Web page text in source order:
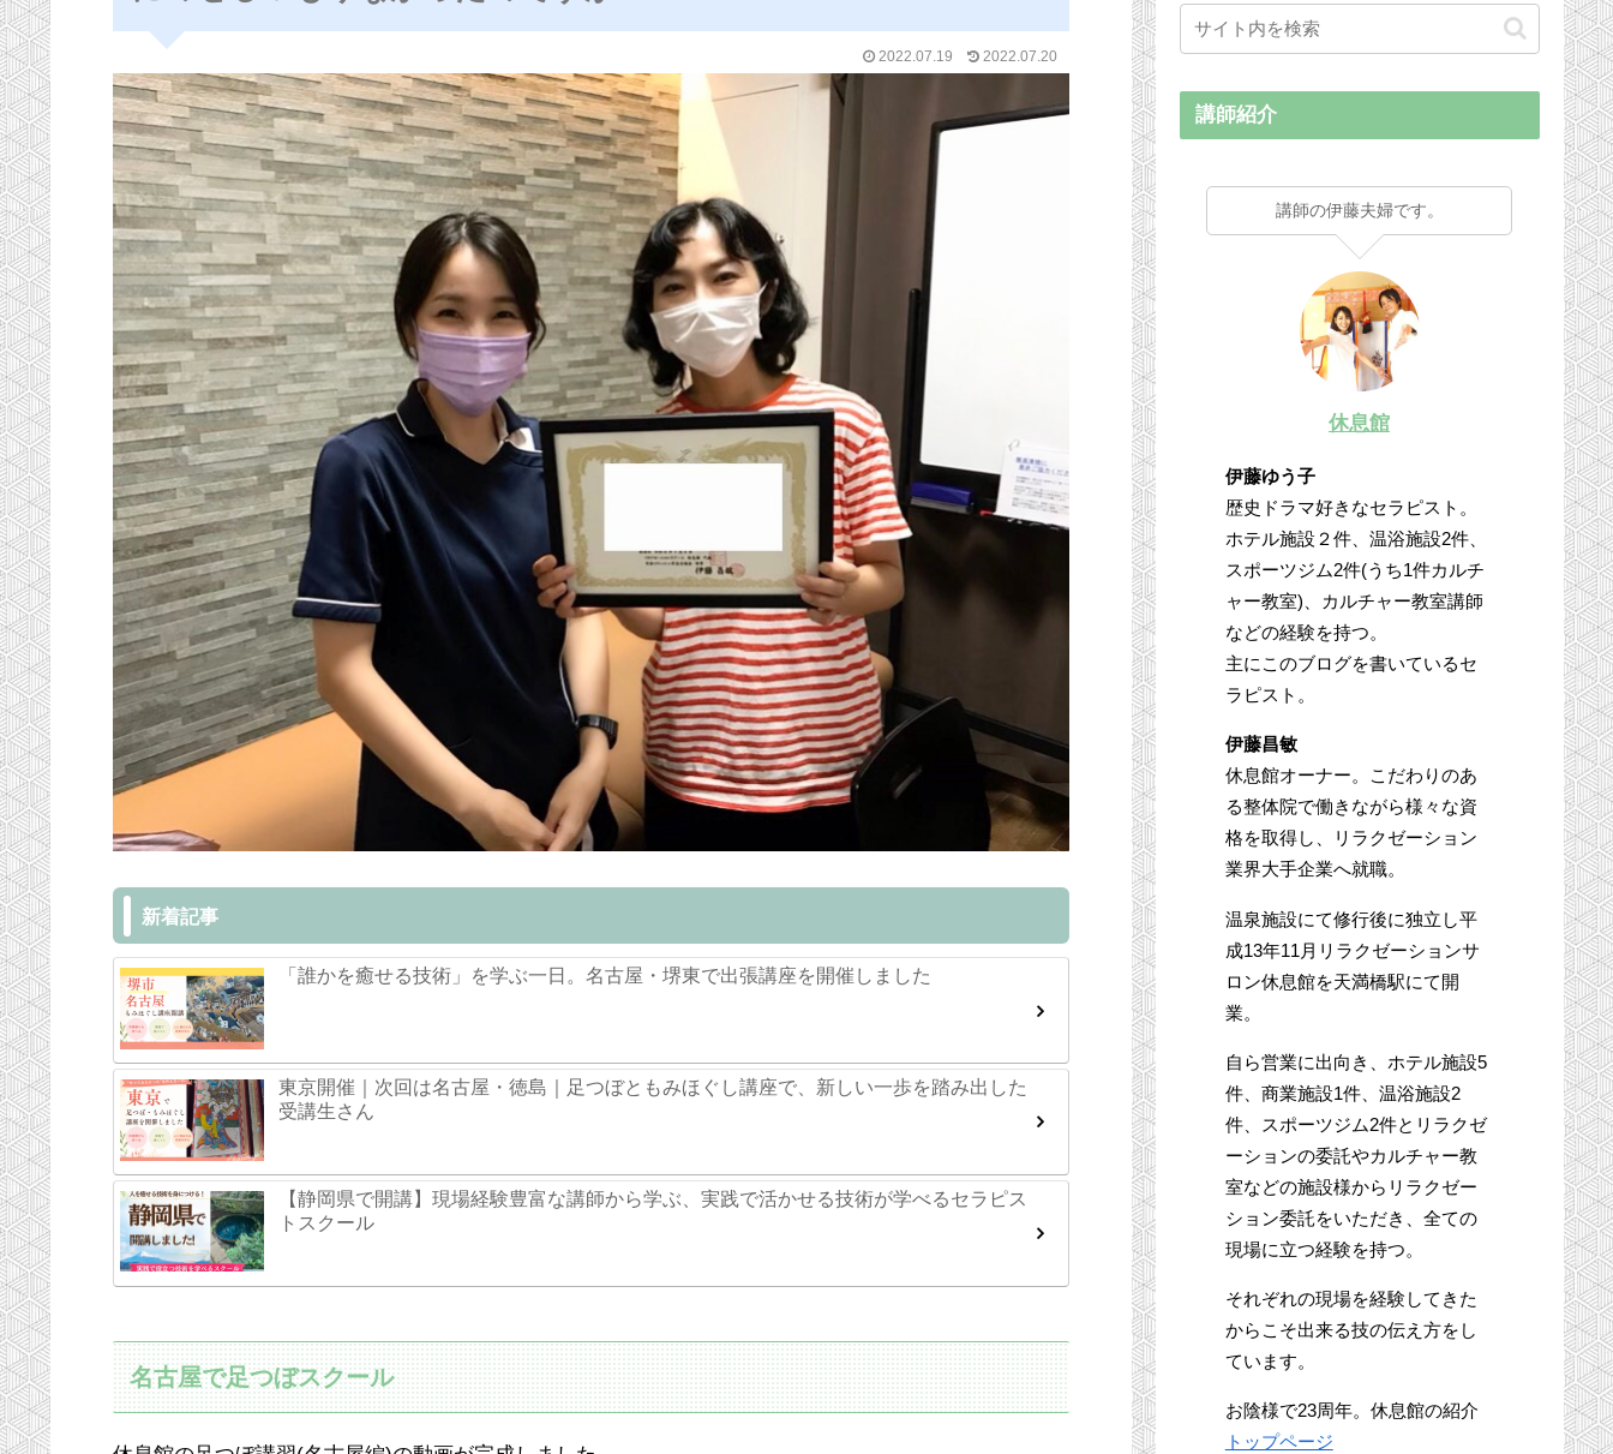
2022.07.19 2022.07.20
新着記事
「誰かを癒せる技術」を学ぶ一日。名古屋・堺東で出張講座を開催しました
東京開催｜次回は名古屋・徳島｜足つぼともみほぐし講座で、新しい一歩を踏み出した
受講生さん
【静岡県で開講】現場経験豊富な講師から学ぶ、実践で活かせる技術が学べるセラピス
トスクール
名古屋で足つぼスクール
講師紹介
講師の伊藤夫婦です。
休息館
伊藤ゆう子
歴史ドラマ好きなセラピスト。
ホテル施設２件、温浴施設2件、
スポーツジム2件(うち1件カルチ
ャー教室)、カルチャー教室講師
などの経験を持つ。
主にこのブログを書いているセ
ラピスト。
伊藤昌敏
休息館オーナー。こだわりのあ
る整体院で働きながら様々な資
格を取得し、リラクゼーション
業界大手企業へ就職。
温泉施設にて修行後に独立し平
成13年11月リラクゼーションサ
ロン休息館を天満橋駅にて開
業。
自ら営業に出向き、ホテル施設5
件、商業施設1件、温浴施設2
件、スポーツジム2件とリラクゼ
ーションの委託やカルチャー教
室などの施設様からリラクゼー
ション委託をいただき、全ての
現場に立つ経験を持つ。
それぞれの現場を経験してきた
からこそ出来る技の伝え方をし
ています。
お陰様で23周年。休息館の紹介
トップページ